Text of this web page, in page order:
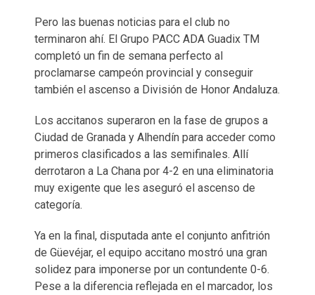
Pero las buenas noticias para el club no
terminaron ahí. El Grupo PACC ADA Guadix TM
completó un fin de semana perfecto al
proclamarse campeón provincial y conseguir
también el ascenso a División de Honor Andaluza.
Los accitanos superaron en la fase de grupos a
Ciudad de Granada y Alhendín para acceder como
primeros clasificados a las semifinales. Allí
derrotaron a La Chana por 4-2 en una eliminatoria
muy exigente que les aseguró el ascenso de
categoría.
Ya en la final, disputada ante el conjunto anfitrión
de Güevéjar, el equipo accitano mostró una gran
solidez para imponerse por un contundente 0-6.
Pese a la diferencia reflejada en el marcador, los